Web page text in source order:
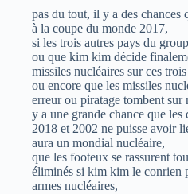
pas du tout, il y a des chances
à la coupe du monde 2017,
si les trois autres pays du
ou que kim kim décide
missiles nucléaires sur ces
ou encore que les missiles
erreur ou piratage tombent sur
y a une grande chance que
2018 et 2002 ne puisse avoir
aura un mondial nucléaire,
que les footeux se rassurent
éliminés si kim kim le conrien
armes nucléaires,